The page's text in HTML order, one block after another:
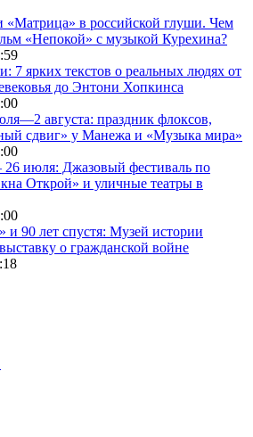
«Матрица» в российской глуши. Чем
«Непокой» с музыкой Курехина?
7 ярких текстов о реальных людях от
до Энтони Хопкинса
августа: праздник флоксов,
сдвиг» у Манежа и «Музыка мира»
июля: Джазовый фестиваль по
Открой» и уличные театры в
и 90 лет спустя: Музей истории
о гражданской войне